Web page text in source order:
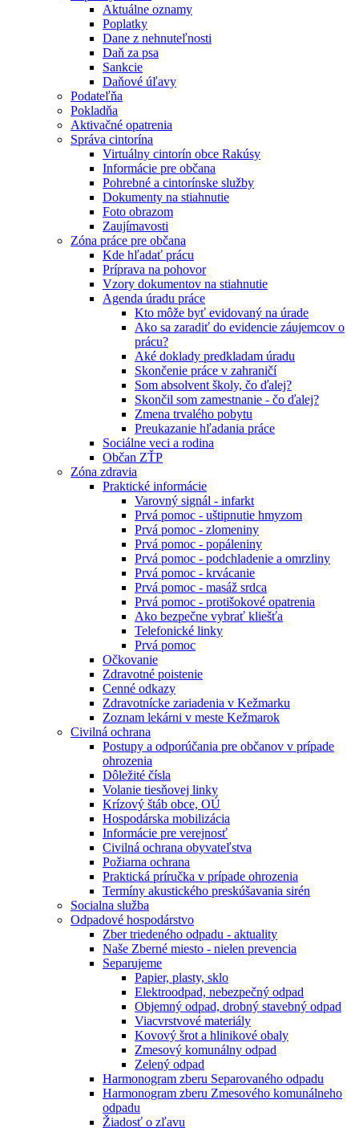
Aktuálne oznamy
Poplatky
Dane z nehnuteľnosti
Daň za psa
Sankcie
Daňové úľavy
Podateľňa
Pokladňa
Aktivačné opatrenia
Správa cintorína
Virtuálny cintorín obce Rakúsy
Informácie pre občana
Pohrebné a cintorínske služby
Dokumenty na stiahnutie
Foto obrazom
Zaujímavosti
Zóna práce pre občana
Kde hľadať prácu
Príprava na pohovor
Vzory dokumentov na stiahnutie
Agenda úradu práce
Kto môže byť evidovaný na úrade
Ako sa zaradiť do evidencie záujemcov o
prácu?
Aké doklady predkladam úradu
Skončenie práce v zahraničí
Som absolvent školy, čo ďalej?
Skončil som zamestnanie - čo ďalej?
Zmena trvalého pobytu
Preukazanie hľadania práce
Sociálne veci a rodina
Občan ZŤP
Zóna zdravia
Praktické informácie
Varovný signál - infarkt
Prvá pomoc - uštipnutie hmyzom
Prvá pomoc - zlomeniny
Prvá pomoc - popáleniny
Prvá pomoc - podchladenie a omrzliny
Prvá pomoc - krvácanie
Prvá pomoc - masáž srdca
Prvá pomoc - protišokové opatrenia
Ako bezpečne vybrať kliešťa
Telefonické linky
Prvá pomoc
Očkovanie
Zdravotné poistenie
Cenné odkazy
Zdravotnícke zariadenia v Kežmarku
Zoznam lekárni v meste Kežmarok
Civilná ochrana
Postupy a odporúčania pre občanov v prípade
ohrozenia
Dôležité čísla
Volanie tiesňovej linky
Krízový štáb obce, OÚ
Hospodárska mobilizácia
Informácie pre verejnosť
Civilná ochrana obyvateľstva
Požiarna ochrana
Praktická príručka v prípade ohrozenia
Termíny akustického preskúšavania sirén
Socialna služba
Odpadové hospodárstvo
Zber triedeného odpadu - aktuality
Naše Zberné miesto - nielen prevencia
Separujeme
Papier, plasty, sklo
Elektroodpad, nebezpečný odpad
Objemný odpad, drobný stavebný odpad
Viacvrstvové materiály
Kovový šrot a hlinikové obaly
Zmesový komunálny odpad
Zelený odpad
Harmonogram zberu Separovaného odpadu
Harmonogram zberu Zmesového komunálneho
odpadu
Žiadosť o zľavu